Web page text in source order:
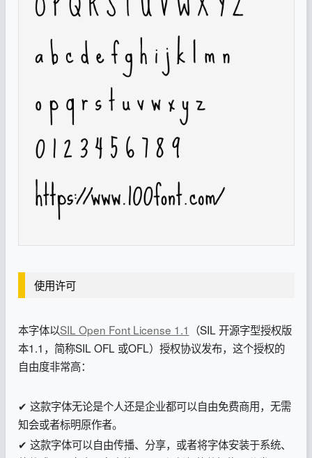
使用许可
本字体以SIL Open Font License 1.1 （SIL 开源字型授权版
本1.1，简称SIL OFL 或OFL）授权协议发布，这个授权的
自由度非常高：
✔ 这款字体无论是个人还是企业都可以自由免费商用，无需
知会或者标明原作者。
✔ 这款字体可以自由传播、分享，或者将字体安装于系统、